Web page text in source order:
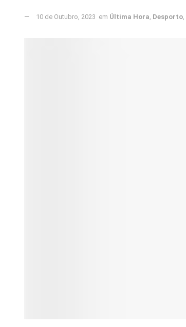
10 de Outubro, 2023 em Última Hora, Desporto,